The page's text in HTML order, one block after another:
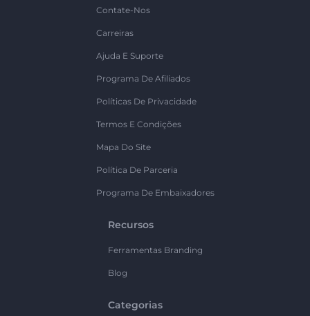
Contate-Nos
Carreiras
Ajuda E Suporte
Programa De Afiliados
Políticas De Privacidade
Termos E Condições
Mapa Do Site
Política De Parceria
Programa De Embaixadores
Recursos
Ferramentas Branding
Blog
Categorias